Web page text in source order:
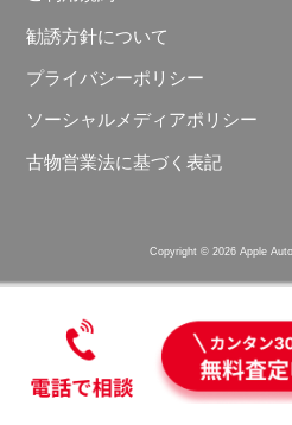
勧誘方針について
プライバシーポリシー
ソーシャルメディアポリシー
古物営業法に基づく表記
Copyright © 2026 Apple